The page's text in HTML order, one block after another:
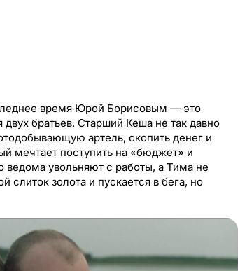
время Юрой Борисовым — это
братьев. Старший Кеша не так давно
артель, скопить денег и
мечтает поступить на «бюджет» и
ведома увольняют с работы, а Тима не
слиток золота и пускается в бега, но